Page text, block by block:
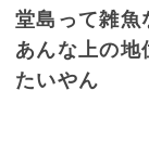
堂島って雑
あんな上の地
たいやん